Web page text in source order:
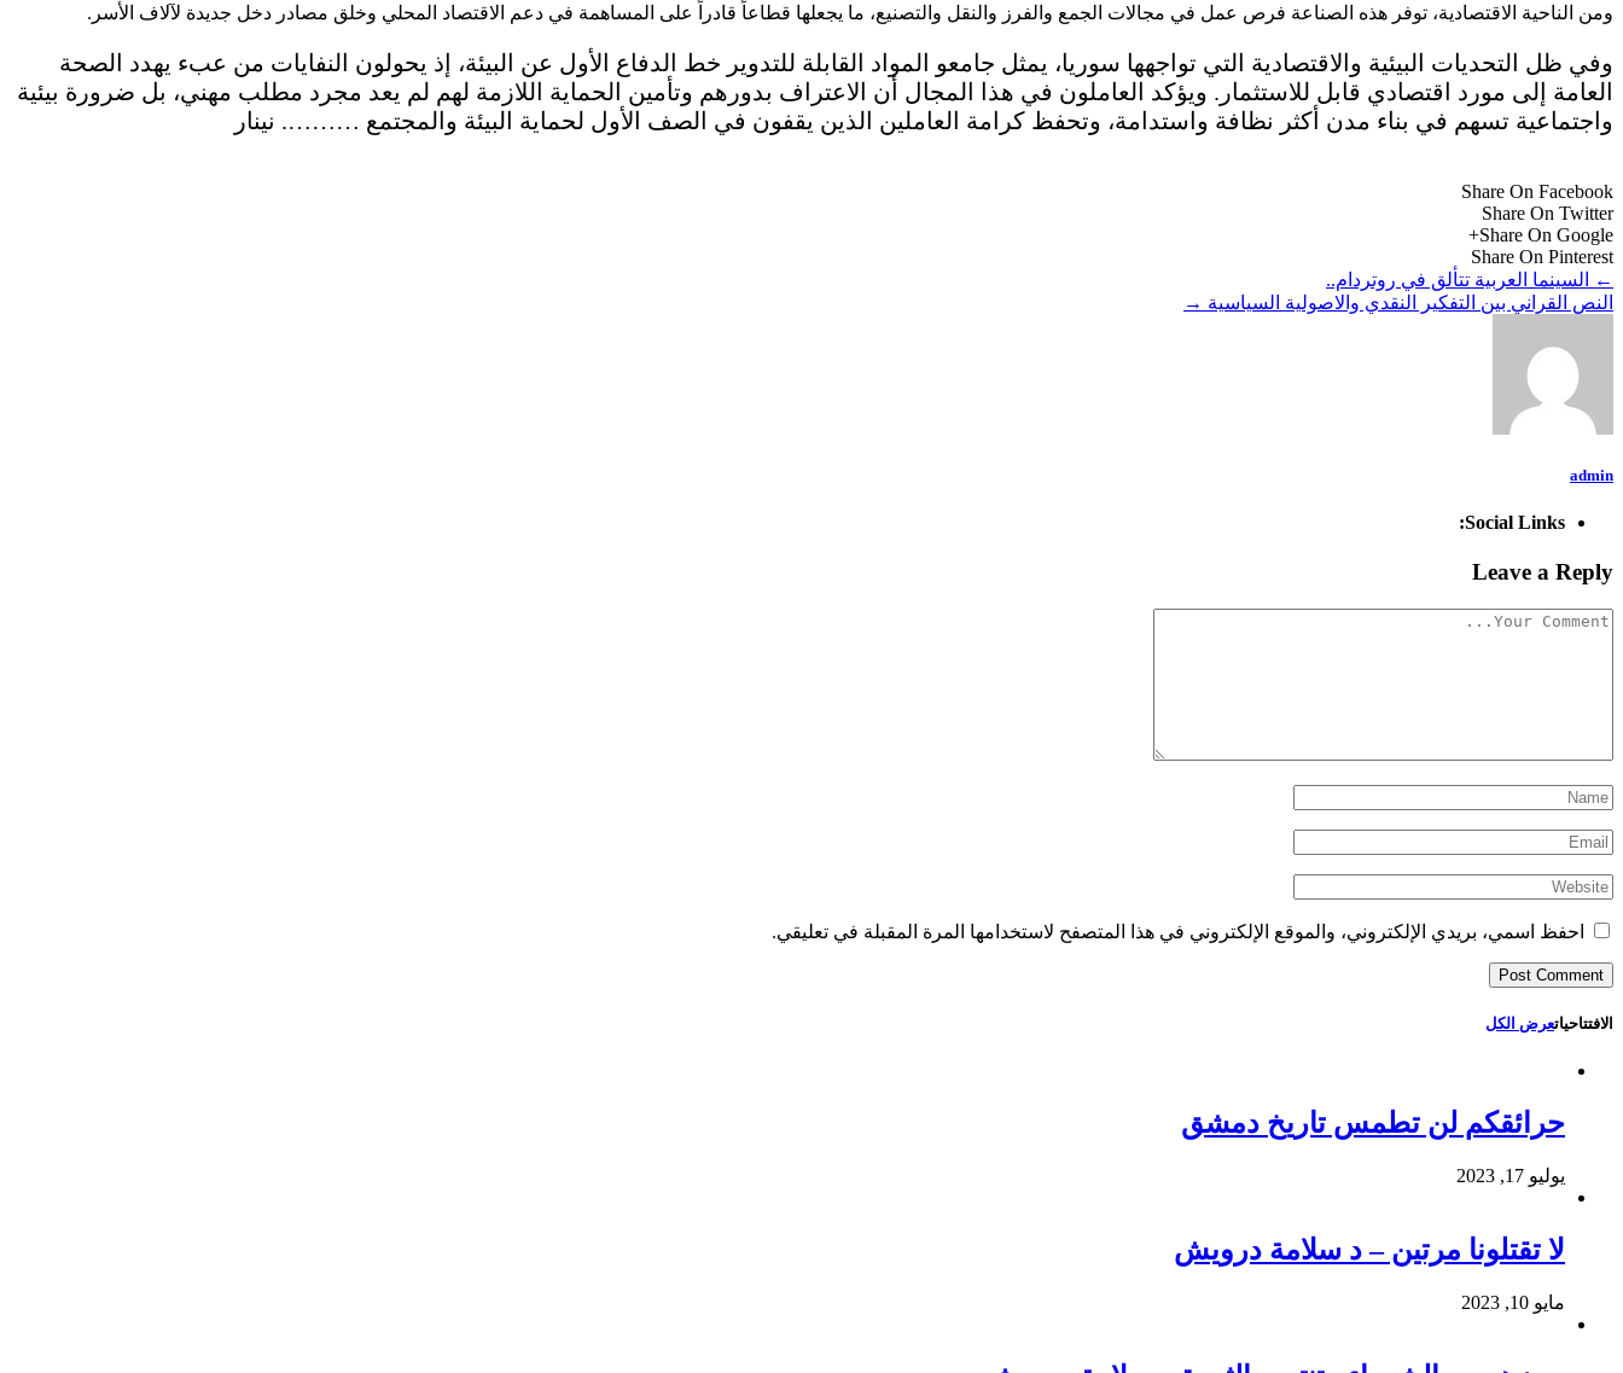
ومن الناحية الاقتصادية، توفر هذه الصناعة فرص عمل في مجالات الجمع والفرز والنقل والتصنيع، ما يجعلها قطاعاً قادراً على المساهمة في دعم الاقتصاد المحلي وخلق مصادر دخل جديدة لآلاف الأسر.
وفي ظل التحديات البيئية والاقتصادية التي تواجهها سوريا، يمثل جامعو المواد القابلة للتدوير خط الدفاع الأول عن البيئة، إذ يحولون النفايات من عبء يهدد الصحة
العامة إلى مورد اقتصادي قابل للاستثمار. ويؤكد العاملون في هذا المجال أن الاعتراف بدورهم وتأمين الحماية اللازمة لهم لم يعد مجرد مطلب مهني، بل ضرورة بيئية
واجتماعية تسهم في بناء مدن أكثر نظافة واستدامة، وتحفظ كرامة العاملين الذين يقفون في الصف الأول لحماية البيئة والمجتمع ………. نينار
Share On Facebook
Share On Twitter
Share On Google+
Share On Pinterest
←
السينما العربية تتألق في روتردام..
النص القراني بين التفكير النقدي والاصولية السياسية →
admin
Social Links:
Leave a Reply
احفظ اسمي، بريدي الإلكتروني، والموقع الإلكتروني في هذا المتصفح لاستخدامها المرة المقبلة في تعليقي.
الافتتاحياتعرض الكل
حرائقكم لن تطمس تاريخ دمشق
يوليو 17, 2023
لا تقتلونا مرتين – د سلامة درويش
مايو 10, 2023